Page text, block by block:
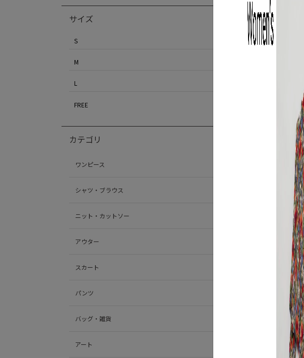
サイズ
S
M
L
FREE
カテゴリ
ワンピース
シャツ・ブラウス
ニット・カットソー
アウター
スカート
パンツ
バッグ・雑貨
アート